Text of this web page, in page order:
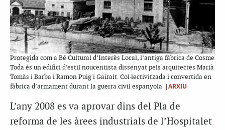
Protegida com a Bé Cultural d’Interès Local, l’antiga fàbrica de Cosme
Toda és un edifici d’estil noucentista dissenyat pels arquitectes Marià
Tomàs i Barba i Ramon Puig i Gairalt. Col·lectivitzada i convertida en
fàbrica d’armament durant la guerra civil espanyola |ARXIU
L’any 2008 es va aprovar dins del Pla de
reforma de les àrees industrials de l’Hospitalet